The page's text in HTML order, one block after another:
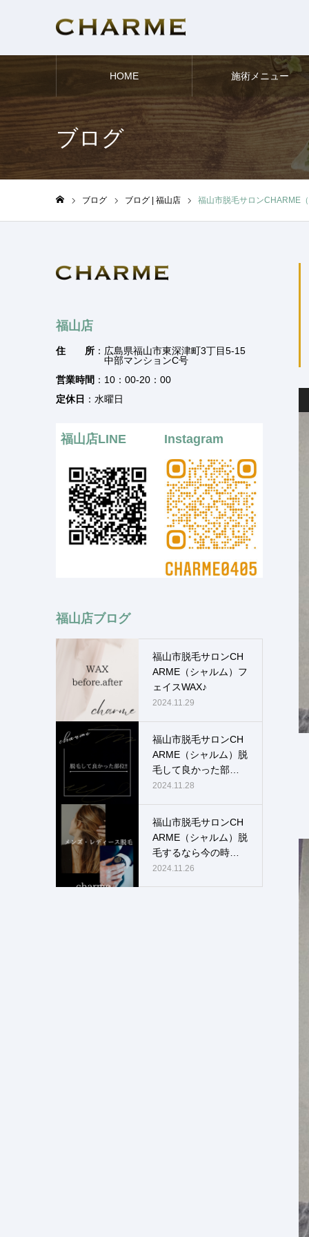
HOME 施術メニュー
ブログ
ブログ ブログ | 福山店 福山市脱毛サロンCHARME
福山店
住 所 ：広島県福山市東深津町3丁目5-15
中部マンションC号
営業時間 ：10：00-20：00
定休日 ：水曜日
福山店LINE Instagram
福山店ブログ
福山市脱毛サロンCH
ARME（シャルム）フ
ェイスWAX♪
2024.11.29
福山市脱毛サロンCH
ARME（シャルム）脱
毛して良かった部
位！！
2024.11.28
福山市脱毛サロンCH
ARME（シャルム）脱
毛するなら今の時
期！！
2024.11.26